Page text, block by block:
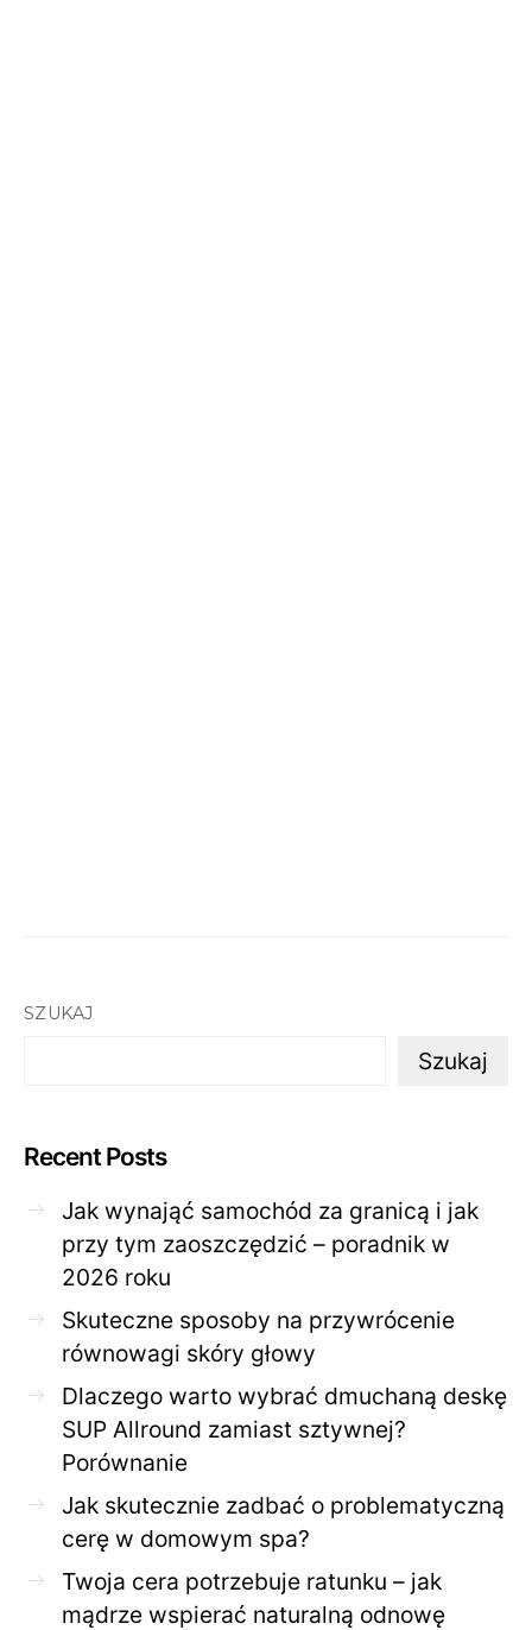
SZUKAJ
Szukaj
Recent Posts
Jak wynająć samochód za granicą i jak
przy tym zaoszczędzić – poradnik w
2026 roku
Skuteczne sposoby na przywrócenie
równowagi skóry głowy
Dlaczego warto wybrać dmuchaną deskę
SUP Allround zamiast sztywnej?
Porównanie
Jak skutecznie zadbać o problematyczną
cerę w domowym spa?
Twoja cera potrzebuje ratunku – jak
mądrze wspierać naturalną odnowę